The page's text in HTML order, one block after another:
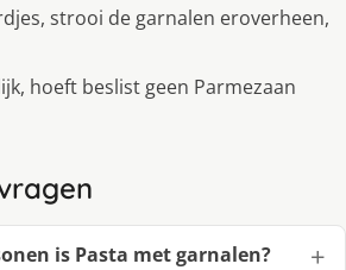
strooi de garnalen eroverheen,
hoeft beslist geen Parmezaan
is Pasta met garnalen?